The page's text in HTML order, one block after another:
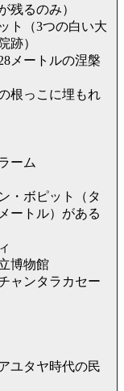
残るのみ）
ト（3つの白い大
跡）
メートルの涅槃
根っこに埋もれ
ーム
・ボピット（タ
ートル）がある
博物館
ャンタラカセー
ユタヤ時代の民